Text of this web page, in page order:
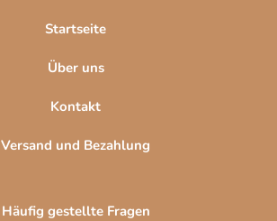
Startseite
Über uns
Kontakt
Versand und Bezahlung
Häufig gestellte Fragen